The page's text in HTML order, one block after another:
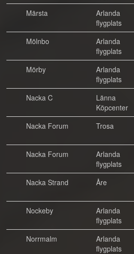
Märsta
Arlanda
flygplats
Mölnbo
Arlanda
flygplats
Mörby
Arlanda
flygplats
Nacka C
Länna
Köpcenter
Nacka Forum
Trosa
Nacka Forum
Arlanda
flygplats
Nacka Strand
Åre
Nockeby
Arlanda
flygplats
Norrmalm
Arlanda
flygplats